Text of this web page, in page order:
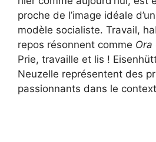
proche de l’image idéale
modèle socialiste. Travail,
repos résonnent comme Ora
Prie, travaille et lis !
Neuzelle représentent des
passionnants dans le